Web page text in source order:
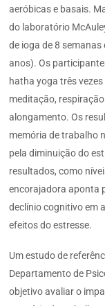
aeróbicas e basais.
do laboratório
de ioga de 8
anos). Os
hatha yoga três
meditação,
alongamento. Os
memória de trabalho
pela diminuição do
resultados, como
encorajadora aponta
declínio cognitivo em
efeitos do estresse.
Um estudo de
Departamento de
objetivo avaliar o